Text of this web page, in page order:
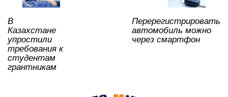
p
o
k
ть
В
Казахстане
упростили
требования к
студентам
грантникам
Перерегистрировать
автомобиль можно
через смартфон